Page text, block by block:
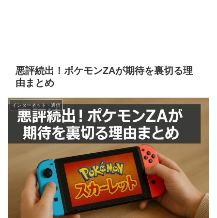
悪評続出！ポケモンZAが期待を裏切る理
由まとめ
インターネット・通信